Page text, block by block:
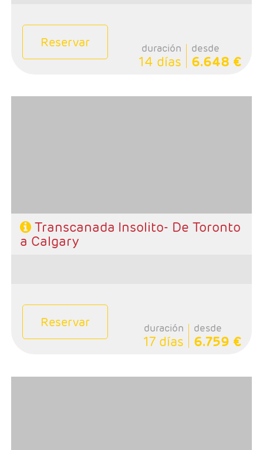
Reservar duración
14 días
desde
6.648 €
Transcanada Insolito- De Toronto
a Calgary
Reservar duración
17 días
desde
6.759 €